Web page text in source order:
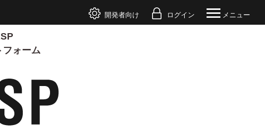
開発者向け ログイン メニュー
フォーム